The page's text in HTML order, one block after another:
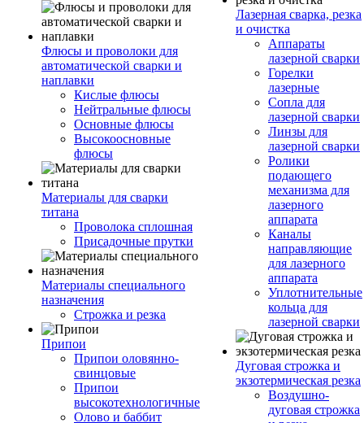
Флюсы и проволоки для
автоматической сварки и
наплавки
Кислые флюсы
Нейтральные флюсы
Основные флюсы
Высокоосновные
флюсы
Материалы для сварки
титана
Проволока сплошная
Присадочные прутки
Материалы специального
назначения
Строжка и резка
Припои
Припои оловянно-
свинцовые
Припои
высокотехнологичные
Олово и баббит
Лазерная сварка, резка
и очистка
Аппараты
лазерной сварки
Горелки
лазерные
Сопла для
лазерной сварки
Линзы для
лазерной сварки
Ролики
подающего
механизма для
лазерного
аппарата
Каналы
направляющие
для лазерного
аппарата
Уплотнительные
кольца для
лазерной сварки
Дуговая строжка и
экзотермическая резка
Воздушно-
дуговая строжка